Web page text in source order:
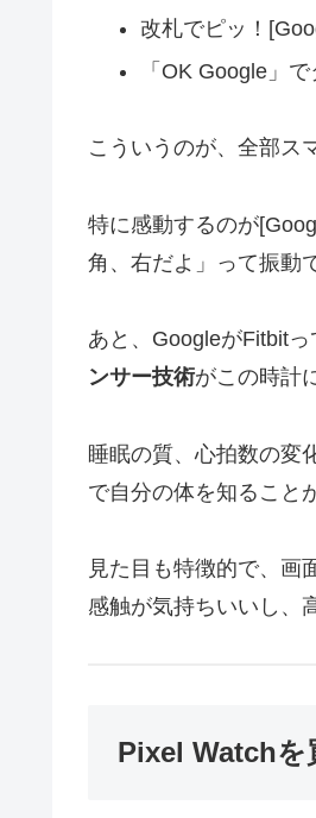
改札でピッ！
「OK Google」
こういうのが、全部ス
特に感動するのが
角、右だよ」って振動
あと、GoogleがFitbit
ンサー技術がこの時計
睡眠の質、心拍数の
で自分の体を知ること
見た目も特徴的で、画
感触が気持ちいいし、
Pixel Watchを